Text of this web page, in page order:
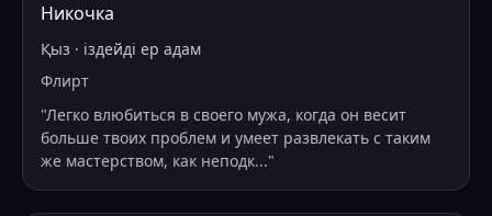
Никочка
Қыз · іздейді ер адам
Флирт
"Легко влюбиться в своего мужа, когда он весит
больше твоих проблем и умеет развлекать с таким
же мастерством, как неподк..."